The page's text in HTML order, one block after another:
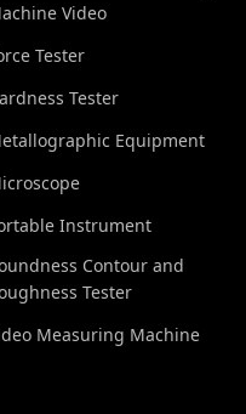
Video
Tester
Tester
Equipment
Instrument
Contour and
Tester
Measuring Machine